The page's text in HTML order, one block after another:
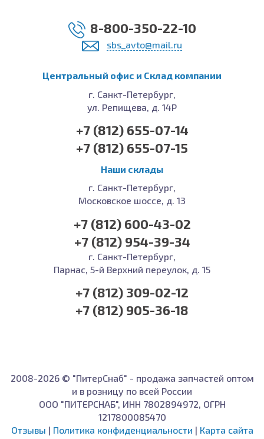
8-800-350-22-10
sbs_avto@mail.ru
Центральный офис и Cклад компании
г. Санкт-Петербург,
ул. Репищева, д. 14Р
+7 (812) 655-07-14
+7 (812) 655-07-15
Наши склады
г. Санкт-Петербург,
Московское шоссе, д. 13
+7 (812) 600-43-02
+7 (812) 954-39-34
г. Санкт-Петербург,
Парнас, 5-й Верхний переулок, д. 15
+7 (812) 309-02-12
+7 (812) 905-36-18
2008-2026 © "ПитерСнаб" - продажа запчастей оптом
и в розницу по всей России
ООО "ПИТЕРСНАБ", ИНН 7802894972, ОГРН
1217800085470
Отзывы | Политика конфиденциальности | Карта сайта